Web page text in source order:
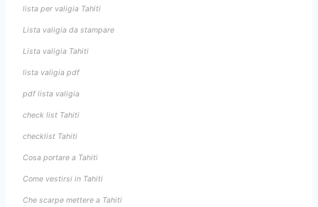
lista per valigia Tahiti
Lista valigia da stampare
Lista valigia Tahiti
lista valigia pdf
pdf lista valigia
check list Tahiti
checklist Tahiti
Cosa portare a Tahiti
Come vestirsi in Tahiti
Che scarpe mettere a Tahiti